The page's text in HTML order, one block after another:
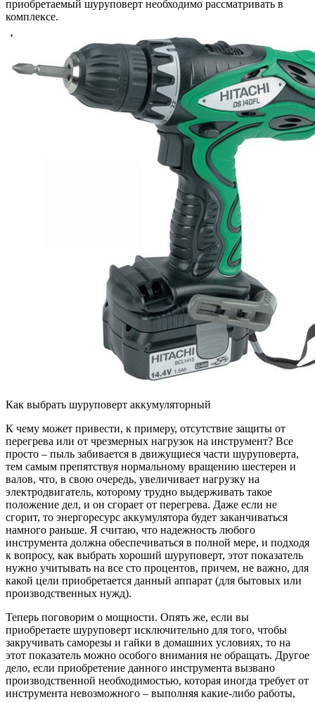
приобретаемый шуруповерт необходимо рассматривать в
комплексе.
Как выбрать шуруповерт аккумуляторный
К чему может привести, к примеру, отсутствие защиты от
перегрева или от чрезмерных нагрузок на инструмент? Все
просто – пыль забивается в движущиеся части шуруповерта,
тем самым препятствуя нормальному вращению шестерен и
валов, что, в свою очередь, увеличивает нагрузку на
электродвигатель, которому трудно выдерживать такое
положение дел, и он сгорает от перегрева. Даже если не
сгорит, то энергоресурс аккумулятора будет заканчиваться
намного раньше. Я считаю, что надежность любого
инструмента должна обеспечиваться в полной мере, и подходя
к вопросу, как выбрать хороший шуруповерт, этот показатель
нужно учитывать на все сто процентов, причем, не важно, для
какой цели приобретается данный аппарат (для бытовых или
производственных нужд).
Теперь поговорим о мощности. Опять же, если вы
приобретаете шуруповерт исключительно для того, чтобы
закручивать саморезы и гайки в домашних условиях, то на
этот показатель можно особого внимания не обращать. Другое
дело, если приобретение данного инструмента вызвано
производственной необходимостью, которая иногда требует от
инструмента невозможного – выполняя какие-либо работы,